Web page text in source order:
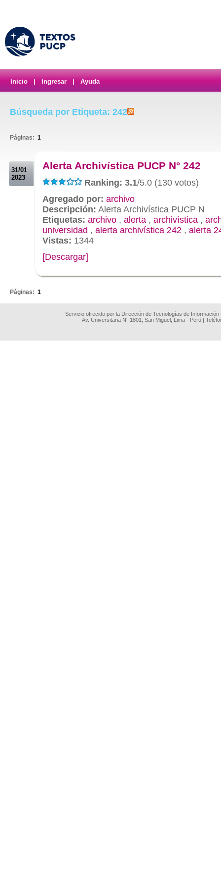
Inicio Ingresar Ayuda
Búsqueda por Etiqueta: 242
Páginas: 1
31/01
2023
Alerta Archivística PUCP N° 242
Ranking: 3.1/5.0 (130 votos)
Agregado por: archivo
Descripción: Alerta Archivística PUCP N
Etiquetas: archivo , alerta , archivística ,
universidad , alerta archivística 242 , alerta
Vistas: 1344
[Descargar]
Páginas: 1
Servicio ofrecido por la Dirección de Tecnologías de
Av. Universitaria N° 1801, San Miguel, Lima - Perú |